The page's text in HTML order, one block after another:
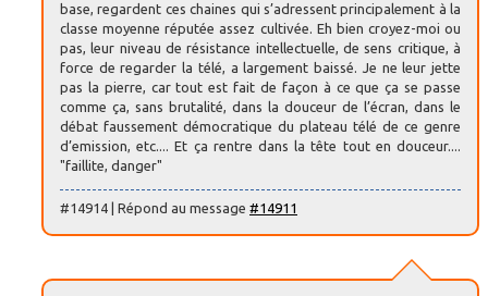
base, regardent ces chaines qui s’adressent principalement à la
classe moyenne réputée assez cultivée. Eh bien croyez-moi ou
pas, leur niveau de résistance intellectuelle, de sens critique, à
force de regarder la télé, a largement baissé. Je ne leur jette
pas la pierre, car tout est fait de façon à ce que ça se passe
comme ça, sans brutalité, dans la douceur de l’écran, dans le
débat faussement démocratique du plateau télé de ce genre
d’emission, etc.... Et ça rentre dans la tête tout en douceur....
"faillite, danger"
#14914 | Répond au message #14911